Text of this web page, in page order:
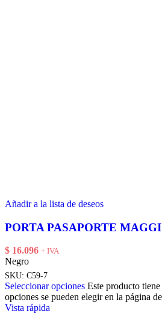
Añadir a la lista de deseos
PORTA PASAPORTE
$ 16.096 + IVA
Negro
SKU: C59-7
Seleccionar opciones Este producto
opciones se pueden elegir en la página
Vista rápida